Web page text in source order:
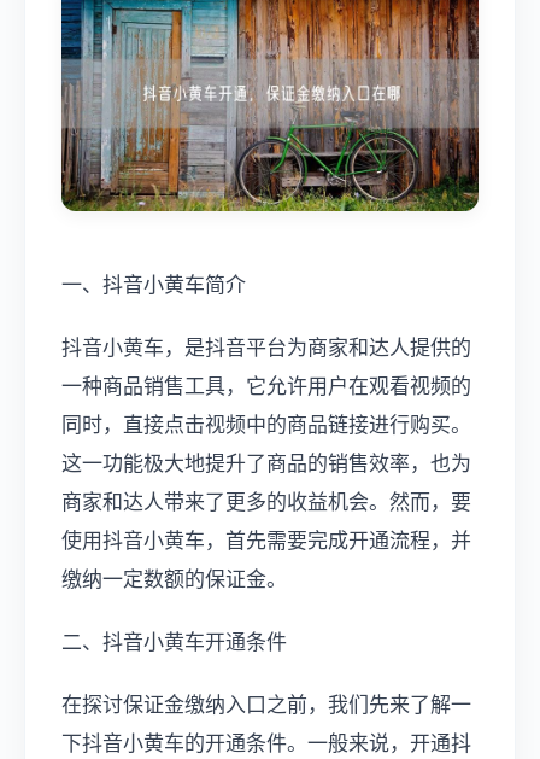
一、抖音小黄车简介
抖音小黄车，是抖音平台为商家和达人提供的
一种商品销售工具，它允许用户在观看视频的
同时，直接点击视频中的商品链接进行购买。
这一功能极大地提升了商品的销售效率，也为
商家和达人带来了更多的收益机会。然而，要
使用抖音小黄车，首先需要完成开通流程，并
缴纳一定数额的保证金。
二、抖音小黄车开通条件
在探讨保证金缴纳入口之前，我们先来了解一
下抖音小黄车的开通条件。一般来说，开通抖